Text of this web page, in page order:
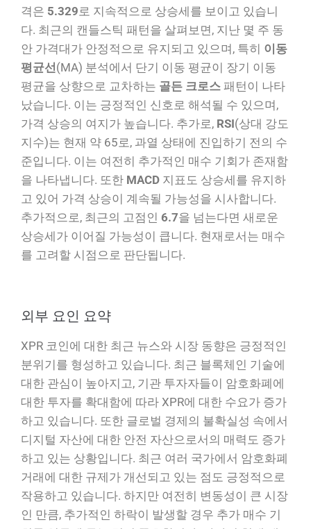
격은 5.329 로 지속적으로 상승세를 보이고 있습니
다. 최근의 캔들스틱 패턴을 살펴보면, 지난 몇 주 동
안 가격대가 안정적으로 유지되고 있으며, 특히 이동
평균선(MA) 분석에서 단기 이동 평균이 장기 이동
평균을 상향으로 교차하는 골든 크로스 패턴이 나타
났습니다. 이는 긍정적인 신호로 해석될 수 있으며,
가격 상승의 여지가 높습니다. 추가로, RSI(상대 강도
지수)는 현재 약 65로, 과열 상태에 진입하기 전의 수
준입니다. 이는 여전히 추가적인 매수 기회가 존재함
을 나타냅니다. 또한 MACD 지표도 상승세를 유지하
고 있어 가격 상승이 계속될 가능성을 시사합니다.
추가적으로, 최근의 고점인 6.7을 넘는다면 새로운
상승세가 이어질 가능성이 큽니다. 현재로서는 매수
를 고려할 시점으로 판단됩니다.
외부 요인 요약
XPR 코인에 대한 최근 뉴스와 시장 동향은 긍정적인
분위기를 형성하고 있습니다. 최근 블록체인 기술에
대한 관심이 높아지고, 기관 투자자들이 암호화폐에
대한 투자를 확대함에 따라 XPR에 대한 수요가 증가
하고 있습니다. 또한 글로벌 경제의 불확실성 속에서
디지털 자산에 대한 안전 자산으로서의 매력도 증가
하고 있는 상황입니다. 최근 여러 국가에서 암호화폐
거래에 대한 규제가 개선되고 있는 점도 긍정적으로
작용하고 있습니다. 하지만 여전히 변동성이 큰 시장
인 만큼, 추가적인 하락이 발생할 경우 추가 매수 기